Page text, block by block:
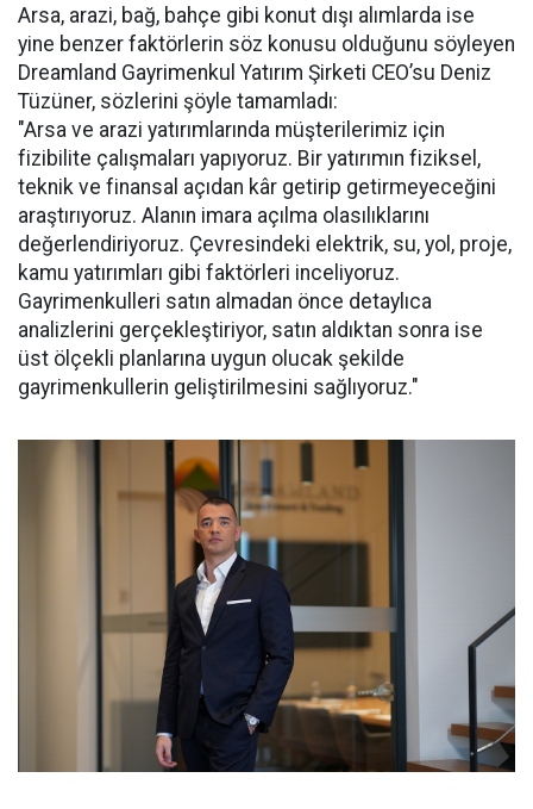
Arsa, arazi, bağ, bahçe gibi konut dışı alımlarda ise
yine benzer faktörlerin söz konusu olduğunu söyleyen
Dreamland Gayrimenkul Yatırım Şirketi CEO’su Deniz
Tüzüner, sözlerini şöyle tamamladı:
"Arsa ve arazi yatırımlarında müşterilerimiz için
fizibilite çalışmaları yapıyoruz. Bir yatırımın fiziksel,
teknik ve finansal açıdan kâr getirip getirmeyeceğini
araştırıyoruz. Alanın imara açılma olasılıklarını
değerlendiriyoruz. Çevresindeki elektrik, su, yol, proje,
kamu yatırımları gibi faktörleri inceliyoruz.
Gayrimenkulleri satın almadan önce detaylıca
analizlerini gerçekleştiriyor, satın aldıktan sonra ise
üst ölçekli planlarına uygun olucak şekilde
gayrimenkullerin geliştirilmesini sağlıyoruz."